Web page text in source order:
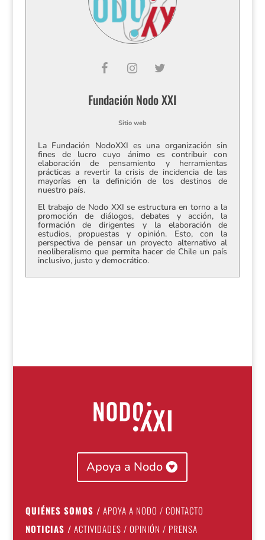
Fundación Nodo XXI
Sitio web
La Fundación NodoXXI es una organización sin
fines de lucro cuyo ánimo es contribuir con
elaboración de pensamiento y herramientas
prácticas a revertir la crisis de incidencia de las
mayorías en la definición de los destinos de
nuestro país.
El trabajo de Nodo XXI se estructura en torno a la
promoción de diálogos, debates y acción, la
formación de dirigentes y la elaboración de
estudios, propuestas y opinión. Esto, con la
perspectiva de pensar un proyecto alternativo al
neoliberalismo que permita hacer de Chile un país
inclusivo, justo y democrático.
Apoya a Nodo
QUIÉNES SOMOS / APOYA A NODO / CONTACTO
NOTICIAS / ACTIVIDADES / OPINIÓN / PRENSA